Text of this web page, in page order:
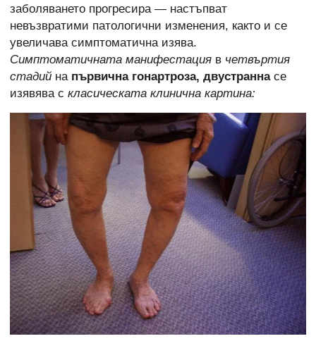
заболяването прогресира — настъпват
невъзвратими патологични изменения, както и се
увеличава симптоматична изява.
Симптоматичната манифестация в четвъртия
стадий на първична гонартроза, двустраннасе
изявява с класическата клинична картина: